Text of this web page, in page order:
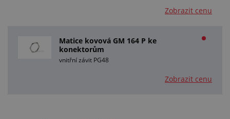
Zobrazit cenu
Matice kovová GM 164 P ke
konektorům
vnitřní závit PG48
Zobrazit cenu